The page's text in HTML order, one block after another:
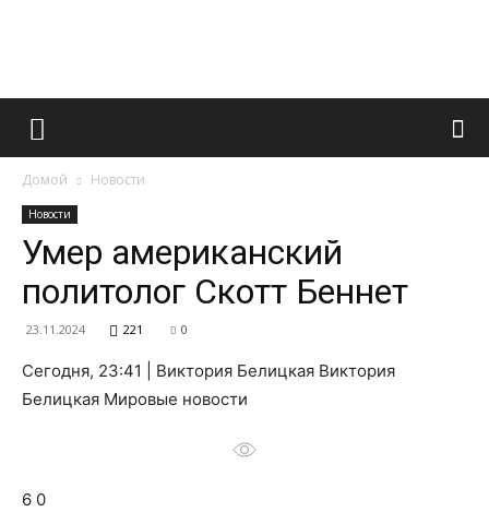
Французский
и
все
Домой Новости
Новости
Умер американский
политолог Скотт Беннет
23.11.2024 221 0
Сегодня, 23:41 | Виктория Белицкая Виктория
Белицкая Мировые новости
6 0